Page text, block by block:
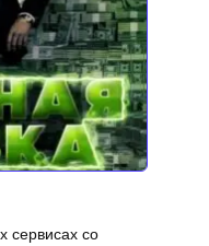
сервисах со